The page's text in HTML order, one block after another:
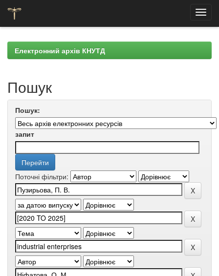
navigationЕлектронний архів КНУТД
Пошук
Пошук:
запит
Поточні фільтри: